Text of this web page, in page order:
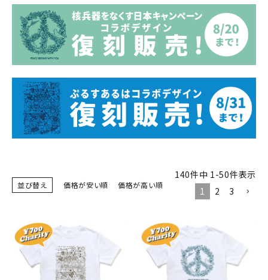
並び替え 価格が安い順 価格が高い順
140件中 1-50件表示
1
2 3